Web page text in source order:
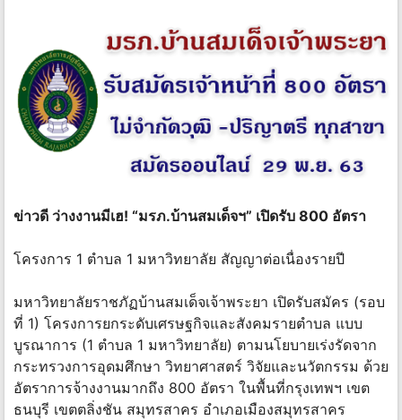
ข่าวดี ว่างงานมีเฮ! “มรภ.บ้านสมเด็จฯ” เปิดรับ 800 อัตรา
โครงการ 1 ตำบล 1 มหาวิทยาลัย สัญญาต่อเนื่องรายปี
มหาวิทยาลัยราชภัฏบ้านสมเด็จเจ้าพระยา เปิดรับสมัคร (รอบ
ที่ 1) โครงการยกระดับเศรษฐกิจและสังคมรายตำบล แบบ
บูรณาการ (1 ตำบล 1 มหาวิทยาลัย) ตามนโยบายเร่งรัดจาก
กระทรวงการอุดมศึกษา วิทยาศาสตร์ วิจัยและนวัตกรรม ด้วย
อัตราการจ้างงานมากถึง 800 อัตรา ในพื้นที่กรุงเทพฯ เขต
ธนบุรี เขตตลิ่งชัน สมุทรสาคร อำเภอเมืองสมุทรสาคร